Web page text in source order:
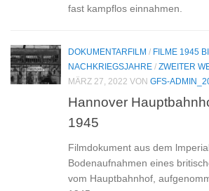
fast kampflos einnahmen.
DOKUMENTARFILM / FILME 1945
NACHKRIEGSJAHRE / ZWEITER
MÄRZ 27, 2022 VON GFS-
Hannover
1945
Filmdokument aus dem
Bodenaufnahmen eines
vom Hauptbahnhof,